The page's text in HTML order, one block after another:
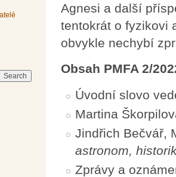
Agnesi a další
tentokrát o fyzikovi
obvykle nechybí
Obsah PMFA 2/
Úvodní slovo
Martina
Jindřich Bečvář,
astronom,
Zprávy a